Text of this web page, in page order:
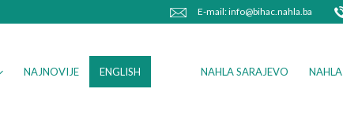
E-mail: info@bihac.nahla.ba
NAJNOVIJE ENGLISH NAHLA SARAJEVO